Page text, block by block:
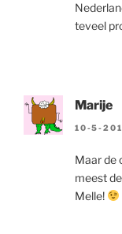
teveel
Marije
10-5-
Maar de
meest
Melle!